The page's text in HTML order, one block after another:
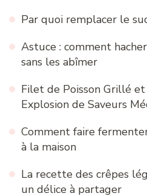
Par quoi remplacer le
Astuce : comment
sans les abîmer
Filet de Poisson Grillé
Explosion de Saveurs
Comment faire
à la maison
La recette des crêpes
un délice à partager